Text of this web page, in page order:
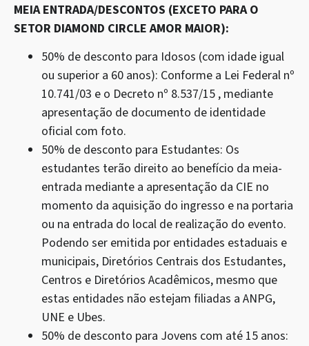
MEIA ENTRADA/DESCONTOS (EXCETO PARA O
SETOR DIAMOND CIRCLE AMOR MAIOR):
50% de desconto para Idosos (com idade igual
ou superior a 60 anos): Conforme a Lei Federal nº
10.741/03 e o Decreto nº 8.537/15 , mediante
apresentação de documento de identidade
oficial com foto.
50% de desconto para Estudantes: Os
estudantes terão direito ao benefício da meia-
entrada mediante a apresentação da CIE no
momento da aquisição do ingresso e na portaria
ou na entrada do local de realização do evento.
Podendo ser emitida por entidades estaduais e
municipais, Diretórios Centrais dos Estudantes,
Centros e Diretórios Acadêmicos, mesmo que
estas entidades não estejam filiadas a ANPG,
UNE e Ubes.
50% de desconto para Jovens com até 15 anos: